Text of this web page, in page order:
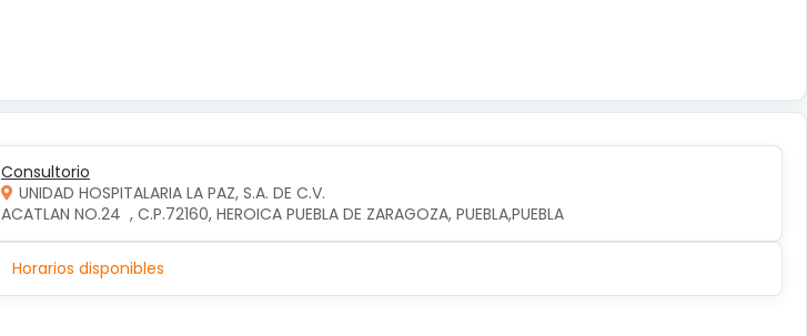
Consultorio
UNIDAD HOSPITALARIA LA PAZ, S.A. DE C.V.
ACATLAN NO.24  , C.P.72160, HEROICA PUEBLA DE ZARAGOZA, PUEBLA,PUEBLA
Horarios disponibles